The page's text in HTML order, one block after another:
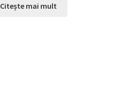
Citește mai mult